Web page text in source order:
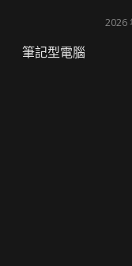
2026
筆記型電腦